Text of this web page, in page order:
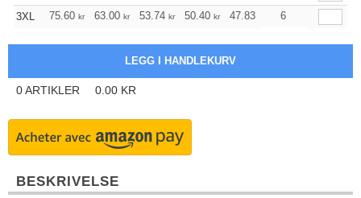
3XL
75.60 kr 63.00 kr 53.74 kr 50.40 kr 47.83 47.39
6
0ARTIKLER 0.00 KR
BESKRIVELSE